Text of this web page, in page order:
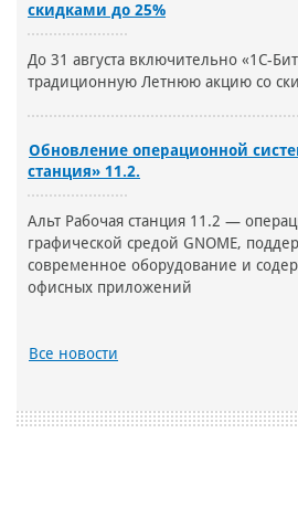
скидками до 25%
До 31 августа включительно «1С-
традиционную Летнюю акцию со
Обновление операционной
станция» 11.2.
Альт Рабочая станция 11.2 —
графической средой GNOME,
современное оборудование и
офисных приложений
Все новости